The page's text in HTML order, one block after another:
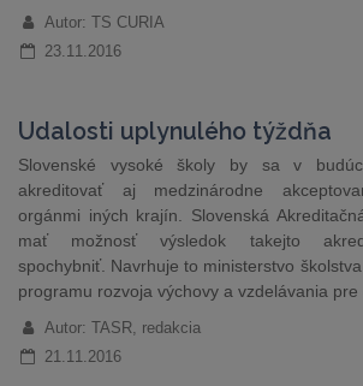
Autor: TS CURIA
23.11.2016
Udalosti uplynulého týždňa
Slovenské vysoké školy by sa v
akreditovať aj medzinárodne
orgánmi iných krajín. Slovenská
mať možnosť výsledok takejto
spochybniť. Navrhuje to ministerstvo
programu rozvoja výchovy a vzdelávania
Autor: TASR, redakcia
21.11.2016